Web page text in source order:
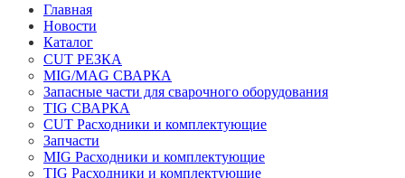
Главная
Новости
Каталог
CUT РЕЗКА
MIG/MAG СВАРКА
Запасные части для сварочного оборудования
TIG СВАРКА
CUT Расходники и комплектующие
Запчасти
MIG Расходники и комплектующие
TIG Расходники и комплектующие